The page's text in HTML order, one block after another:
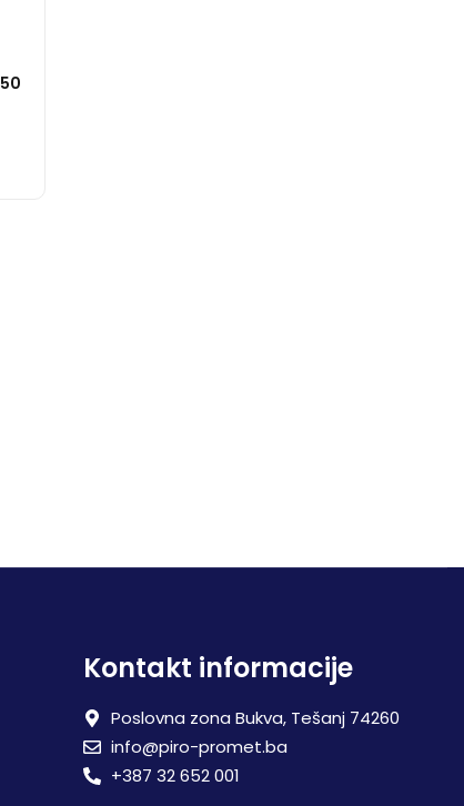
Kontakt informacije
Poslovna zona Bukva, Tešanj 74260
info@piro-promet.ba
+387 32 652 001